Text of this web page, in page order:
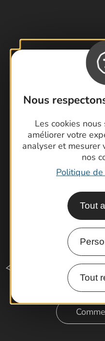
Nous
Les cookies
améliorer votre
analyser et mesurer
nos
Politique
Tout
Tout
Foire